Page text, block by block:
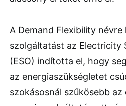
A Demand Flexibility névre
szolgáltatást az Electricity
(ESO) indította el, hogy
az energiaszükségletet
szokásosnál szűkösebb az